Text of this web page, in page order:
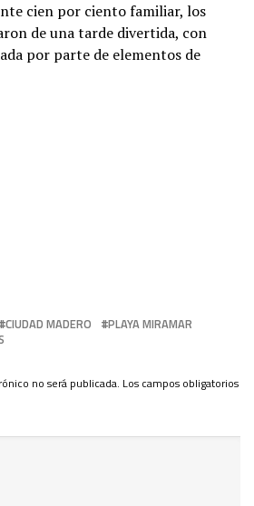
cien por ciento familiar, los
de una tarde divertida, con
por parte de elementos de
CIUDAD MADERO
PLAYA MIRAMAR
no será publicada. Los campos obligatorios